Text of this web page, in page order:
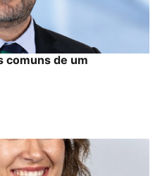
comuns de um